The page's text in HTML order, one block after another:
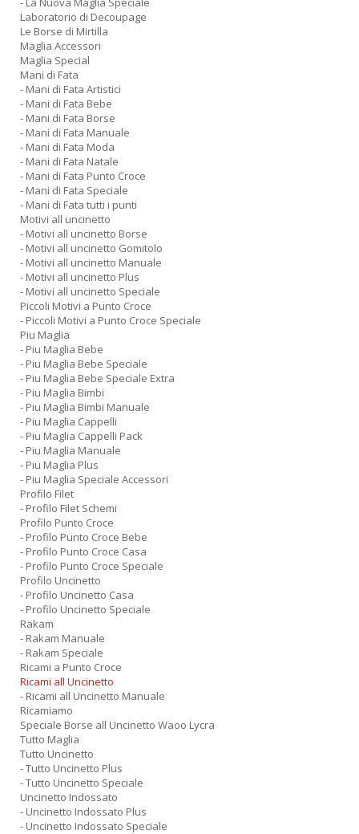
Laboratorio di Decoupage
Le Borse di Mirtilla
Maglia Accessori
Maglia Special
Mani di Fata
- Mani di Fata Artistici
- Mani di Fata Bebe
- Mani di Fata Borse
- Mani di Fata Manuale
- Mani di Fata Moda
- Mani di Fata Natale
- Mani di Fata Punto Croce
- Mani di Fata Speciale
- Mani di Fata tutti i punti
Motivi all uncinetto
- Motivi all uncinetto Borse
- Motivi all uncinetto Gomitolo
- Motivi all uncinetto Manuale
- Motivi all uncinetto Plus
- Motivi all uncinetto Speciale
Piccoli Motivi a Punto Croce
- Piccoli Motivi a Punto Croce Speciale
Piu Maglia
- Piu Maglia Bebe
- Piu Maglia Bebe Speciale
- Piu Maglia Bebe Speciale Extra
- Piu Maglia Bimbi
- Piu Maglia Bimbi Manuale
- Piu Maglia Cappelli
- Piu Maglia Cappelli Pack
- Piu Maglia Manuale
- Piu Maglia Plus
- Piu Maglia Speciale Accessori
Profilo Filet
- Profilo Filet Schemi
Profilo Punto Croce
- Profilo Punto Croce Bebe
- Profilo Punto Croce Casa
- Profilo Punto Croce Speciale
Profilo Uncinetto
- Profilo Uncinetto Casa
- Profilo Uncinetto Speciale
Rakam
- Rakam Manuale
- Rakam Speciale
Ricami a Punto Croce
Ricami all Uncinetto
- Ricami all Uncinetto Manuale
Ricamiamo
Speciale Borse all Uncinetto Waoo Lycra
Tutto Maglia
Tutto Uncinetto
- Tutto Uncinetto Plus
- Tutto Uncinetto Speciale
Uncinetto Indossato
- Uncinetto Indossato Plus
- Uncinetto Indossato Speciale